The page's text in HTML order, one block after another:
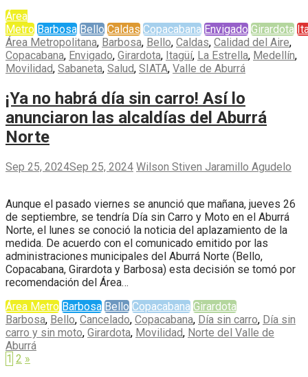
Área
Metro Barbosa Bello Caldas Copacabana Envigado Girardota
Área Metropolitana, Barbosa, Bello, Caldas, Calidad del Aire,
Copacabana, Envigado, Girardota, Itagüí, La Estrella, Medellín,
Movilidad, Sabaneta, Salud, SIATA, Valle de Aburrá
¡Ya no habrá día sin carro! Así lo
anunciaron las alcaldías del Aburrá
Norte
Sep 25, 2024Sep 25, 2024 Wilson Stiven Jaramillo Agudelo
Aunque el pasado viernes se anunció que mañana, jueves 26
de septiembre, se tendría Día sin Carro y Moto en el Aburrá
Norte, el lunes se conoció la noticia del aplazamiento de la
medida. De acuerdo con el comunicado emitido por las
administraciones municipales del Aburrá Norte (Bello,
Copacabana, Girardota y Barbosa) esta decisión se tomó por
recomendación del Área…
Área Metro Barbosa Bello Copacabana Girardota
Barbosa, Bello, Cancelado, Copacabana, Día sin carro, Día sin
carro y sin moto, Girardota, Movilidad, Norte del Valle de
Aburrá
1 2 »